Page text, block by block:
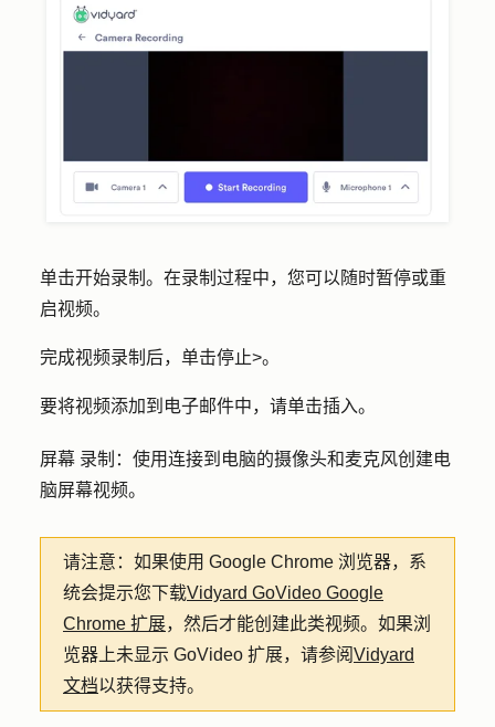
单击开始录制 。在录制过程中，您可以随时暂停或重
启视频。
完成视频录制后，单击停止>。
要将视频添加到电子邮件中，请单击插入。
屏幕 录制： 使用连接到电脑的摄像头和麦克风创建电
脑屏幕视频。
请注意： 如果使用 Google Chrome 浏览器，系
统会提示您下载Vidyard GoVideo Google
Chrome 扩展，然后才能创建此类视频。如果浏
览器上未显示 GoVideo 扩展，请参阅Vidyard
文档以获得支持。